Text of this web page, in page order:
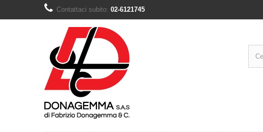
Contattaci subito: 02-6121745